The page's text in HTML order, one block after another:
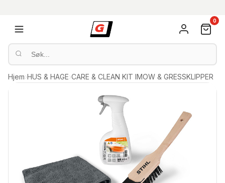
0
Hjem›HUS & HAGE›CARE & CLEAN KIT IMOW & GRESSKLIPPER